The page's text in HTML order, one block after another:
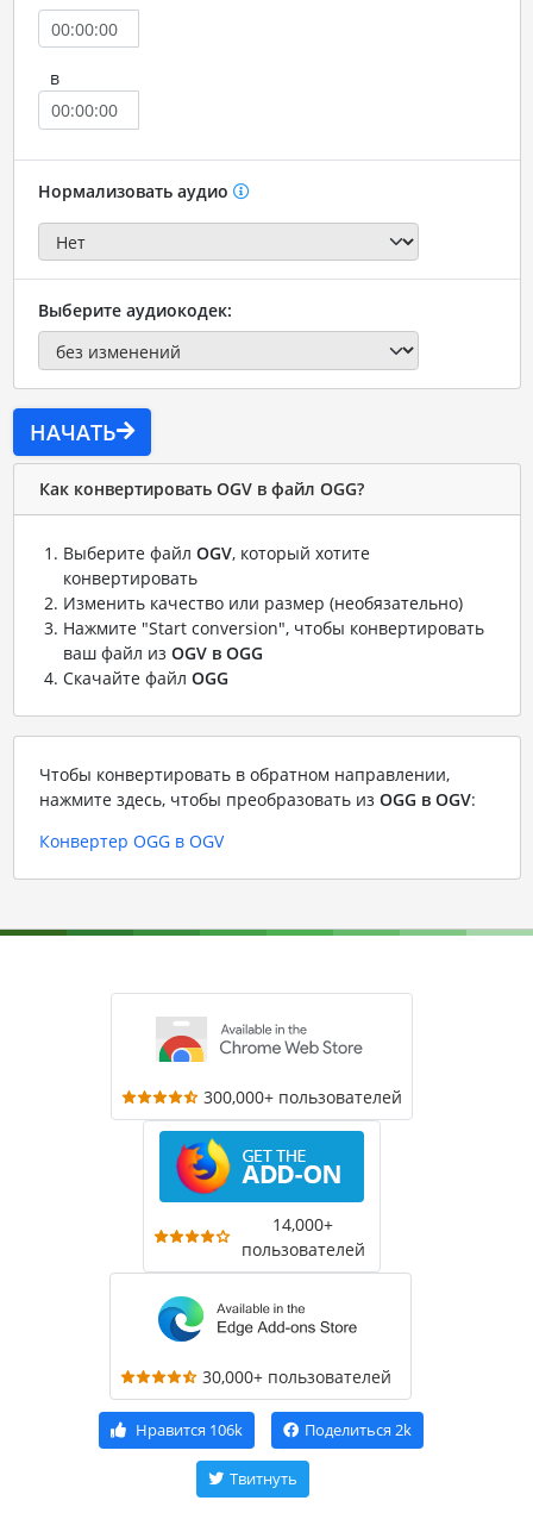
в
Нормализовать аудио
Выберите аудиокодек:
НАЧАТЬ
Как конвертировать OGV в файл OGG?
Выберите файл OGV, который хотите
конвертировать
Изменить качество или размер (необязательно)
Нажмите "Start conversion", чтобы конвертировать
ваш файл из OGV в OGG
Скачайте файл OGG
Чтобы конвертировать в обратном направлении,
нажмите здесь, чтобы преобразовать из OGG в OGV:
Конвертер OGG в OGV
300,000+ пользователей
14,000+
пользователей
30,000+ пользователей
Нравится 106k Поделиться 2k
Твитнуть